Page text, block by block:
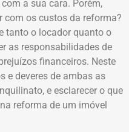
a sua cara. Porém,
com os custos da reforma?
tanto o locador quanto o
as responsabilidades de
financeiros. Neste
e deveres de ambas as
e esclarecer o que
reforma de um imóvel